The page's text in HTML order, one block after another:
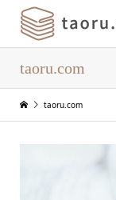
taoru.com
taoru.com